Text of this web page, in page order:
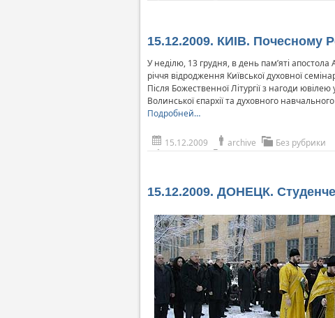
15.12.2009. КИІВ. Почесному
У неділю, 13 грудня, в день пам’яті
річчя відродження Київської духовної
Після Божественної Літургії з нагоди
Волинської єпархії та духовного
Подробней…
15.12.2009 archive Без рубрики
15.12.2009. ДОНЕЦК.